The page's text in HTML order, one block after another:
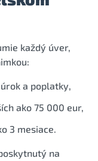
každý úver,
a poplatky,
ako 75 000 eur,
3 mesiace.
na